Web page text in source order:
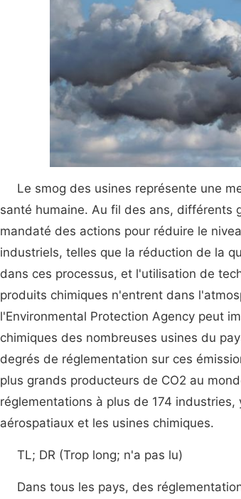
Le smog des usines représente une
santé humaine. Au fil des ans, différents
mandaté des actions pour réduire le
industriels, telles que la réduction de la
dans ces processus, et l'utilisation de
produits chimiques n'entrent dans
l'Environmental Protection Agency peut
chimiques des nombreuses usines du
degrés de réglementation sur ces
plus grands producteurs de CO2 au
réglementations à plus de 174
aérospatiaux et les usines chimiques.
TL; DR (Trop long; n'a pas lu)
Dans tous les pays, des